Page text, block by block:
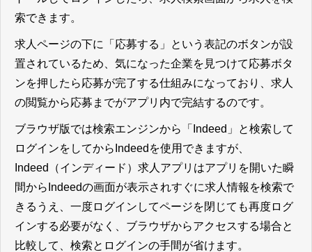
索できます。
求人ページの下に「応募する」という表記のボタンが設
置されているため、気になった企業を見つけて応募ボタ
ンを押したら応募が完了する仕組みになっており、求人
の閲覧から応募までがアプリ内で完結するのです。
ブラウザ版では検索エンジンから「Indeed」と検索して
ログインをしてからIndeedを使用できますが、
Indeed（インディード）求人アプリはアプリを開いた瞬
間からIndeedの画面が表示されすぐに求人情報を検索で
きるうえ、一度ログインしてページを閉じても再度ログ
インする必要がなく、ブラウザからアクセスする場合と
比較して、検索とログインの手間が省けます。